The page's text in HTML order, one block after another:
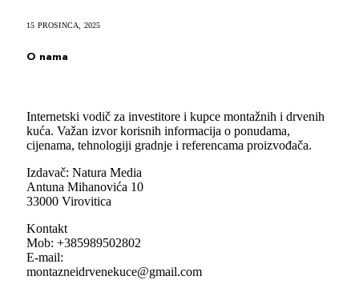
15 PROSINCA, 2025
O nama
Internetski vodič za investitore i kupce montažnih i drvenih
kuća. Važan izvor korisnih informacija o ponudama,
cijenama, tehnologiji gradnje i referencama proizvođača.
Izdavač: Natura Media
Antuna Mihanovića 10
33000 Virovitica
Kontakt
Mob: +385989502802
E-mail:
montazneidrvenekuce@gmail.com